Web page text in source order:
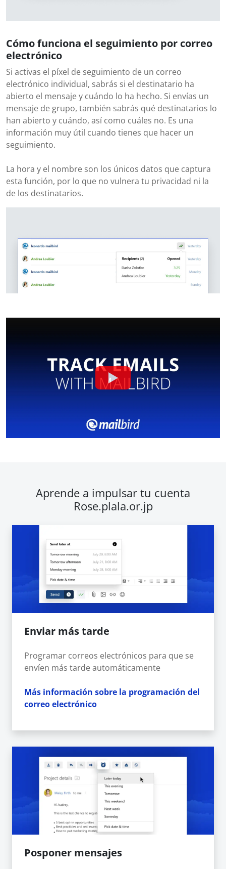
Cómo funciona el seguimiento por correo
electrónico
Si activas el píxel de seguimiento de un correo
electrónico individual, sabrás si el destinatario ha
abierto el mensaje y cuándo lo ha hecho. Si envías un
mensaje de grupo, también sabrás qué destinatarios lo
han abierto y cuándo, así como cuáles no. Es una
información muy útil cuando tienes que hacer un
seguimiento.
La hora y el nombre son los únicos datos que captura
esta función, por lo que no vulnera tu privacidad ni la
de los destinatarios.
Aprende a impulsar tu cuenta
Rose.plala.or.jp
Enviar más tarde
Programar correos electrónicos para que se
envíen más tarde automáticamente
Más información sobre la programación del
correo electrónico
Posponer mensajes